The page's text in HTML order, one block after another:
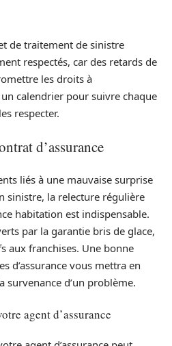
de traitement de sinistre
respectés, car des retards de
les droits à
calendrier pour suivre chaque
respecter.
d’assurance
liés à une mauvaise surprise
sinistre, la relecture régulière
habitation est indispensable.
par la garantie bris de glace,
aux franchises. Une bonne
d’assurance vous mettra en
survenance d’un problème.
agent d’assurance